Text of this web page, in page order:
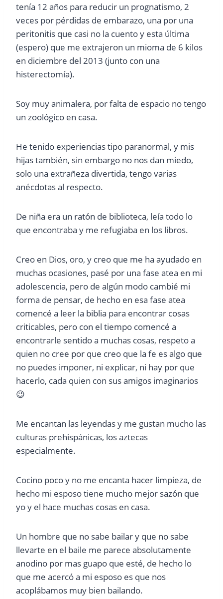
tenía 12 años para reducir un prognatismo, 2
veces por pérdidas de embarazo, una por una
peritonitis que casi no la cuento y esta última
(espero) que me extrajeron un mioma de 6 kilos
en diciembre del 2013 (junto con una
histerectomía).
Soy muy animalera, por falta de espacio no tengo
un zoológico en casa.
He tenido experiencias tipo paranormal, y mis
hijas también, sin embargo no nos dan miedo,
solo una extrañeza divertida, tengo varias
anécdotas al respecto.
De niña era un ratón de biblioteca, leía todo lo
que encontraba y me refugiaba en los libros.
Creo en Dios, oro, y creo que me ha ayudado en
muchas ocasiones, pasé por una fase atea en mi
adolescencia, pero de algún modo cambié mi
forma de pensar, de hecho en esa fase atea
comencé a leer la biblia para encontrar cosas
criticables, pero con el tiempo comencé a
encontrarle sentido a muchas cosas, respeto a
quien no cree por que creo que la fe es algo que
no puedes imponer, ni explicar, ni hay por que
hacerlo, cada quien con sus amigos imaginarios
😉
Me encantan las leyendas y me gustan mucho las
culturas prehispánicas, los aztecas
especialmente.
Cocino poco y no me encanta hacer limpieza, de
hecho mi esposo tiene mucho mejor sazón que
yo y el hace muchas cosas en casa.
Un hombre que no sabe bailar y que no sabe
llevarte en el baile me parece absolutamente
anodino por mas guapo que esté, de hecho lo
que me acercó a mi esposo es que nos
acoplábamos muy bien bailando.